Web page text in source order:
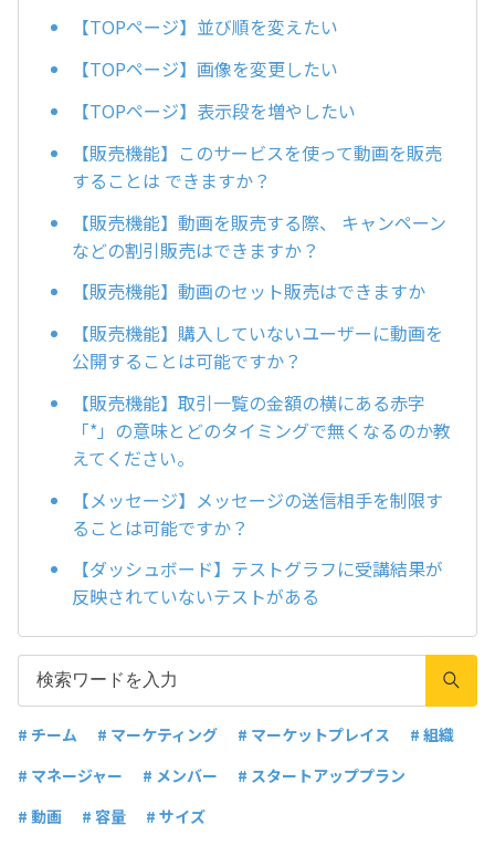
【TOPページ】並び順を変えたい
【TOPページ】画像を変更したい
【TOPページ】表示段を増やしたい
【販売機能】このサービスを使って動画を販売
することは できますか？
【販売機能】動画を販売する際、 キャンペーン
などの割引販売はできますか？
【販売機能】動画のセット販売はできますか
【販売機能】購入していないユーザーに動画を
公開することは可能ですか？
【販売機能】取引一覧の金額の横にある赤字
「*」の意味とどのタイミングで無くなるのか教
えてください。
【メッセージ】メッセージの送信相手を制限す
ることは可能ですか？
【ダッシュボード】テストグラフに受講結果が
反映されていないテストがある
# チーム # マーケティング # マーケットプレイス
# 組織
# マネージャー
# メンバー
# スタートアッププラン
# 動画
# 容量 # サイズ